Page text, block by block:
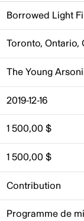
Borrowed Light
Toronto, Ontario,
The Young
2019-12-16
1 500,00 $
1 500,00 $
Contribution
Programme de